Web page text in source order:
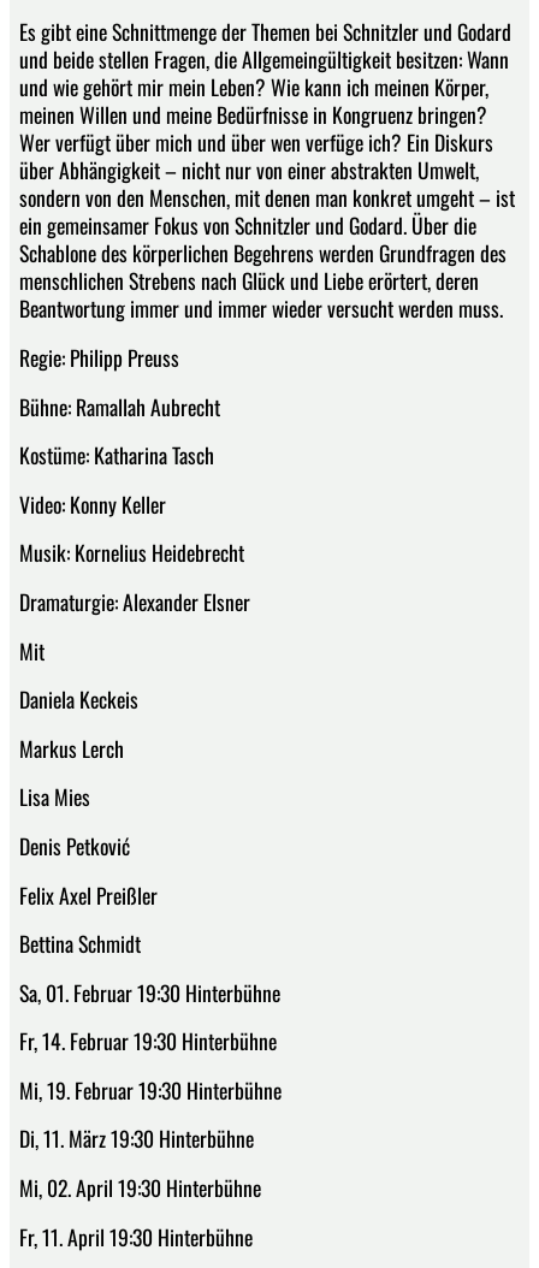
Es gibt eine Schnittmenge der Themen bei Schnitzler und Godard
und beide stellen Fragen, die Allgemeingültigkeit besitzen: Wann
und wie gehört mir mein Leben? Wie kann ich meinen Körper,
meinen Willen und meine Bedürfnisse in Kongruenz bringen?
Wer verfügt über mich und über wen verfüge ich? Ein Diskurs
über Abhängigkeit – nicht nur von einer abstrakten Umwelt,
sondern von den Menschen, mit denen man konkret umgeht – ist
ein gemeinsamer Fokus von Schnitzler und Godard. Über die
Schablone des körperlichen Begehrens werden Grundfragen des
menschlichen Strebens nach Glück und Liebe erörtert, deren
Beantwortung immer und immer wieder versucht werden muss.
Regie: Philipp Preuss
Bühne: Ramallah Aubrecht
Kostüme: Katharina Tasch
Video: Konny Keller
Musik: Kornelius Heidebrecht
Dramaturgie: Alexander Elsner
Mit
Daniela Keckeis
Markus Lerch
Lisa Mies
Denis Petković
Felix Axel Preißler
Bettina Schmidt
Sa, 01. Februar 19:30 Hinterbühne
Fr, 14. Februar 19:30 Hinterbühne
Mi, 19. Februar 19:30 Hinterbühne
Di, 11. März 19:30 Hinterbühne
Mi, 02. April 19:30 Hinterbühne
Fr, 11. April 19:30 Hinterbühne